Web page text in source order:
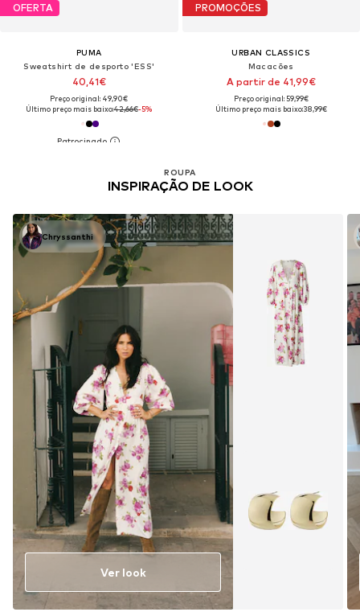
OFERTA
PUMA
Sweatshirt de desporto 'ESS'
40,41€
Preço original: 49,90€
Último preço mais baixo:42,66€-5%
PROMOÇÕES
URBAN CLASSICS
Macacões
A partir de 41,99€
Preço original: 59,99€
Último preço mais baixo:38,99€
ROUPA
INSPIRAÇÃO DE LOOK
Chryssanthi
Ver look